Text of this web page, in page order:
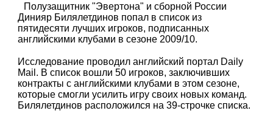
Полузащитник "Эвертона" и сборной России
Динияр Билялетдинов попал в список из
пятидесяти лучших игроков, подписанных
английскими клубами в сезоне 2009/10.
Исследование проводил английский портал Daily
Mail. В список вошли 50 игроков, заключивших
контракты с английскими клубами в этом сезоне,
которые смогли усилить игру своих новых команд.
Билялетдинов расположился на 39-строчке списка.